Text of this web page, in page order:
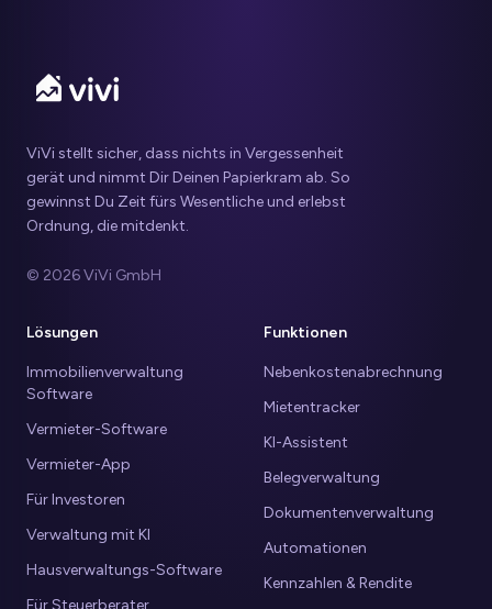
ViVi stellt sicher, dass nichts in Vergessenheit
gerät und nimmt Dir Deinen Papierkram ab. So
gewinnst Du Zeit fürs Wesentliche und erlebst
Ordnung, die mitdenkt.
© 2026 ViVi GmbH
Funktionen
Nebenkostenabrechnung
Mietentracker
KI-Assistent
Belegverwaltung
Dokumentenverwaltung
Automationen
Kennzahlen & Rendite
Lösungen
Immobilienverwaltung
Software
Vermieter-Software
Vermieter-App
Für Investoren
Verwaltung mit KI
Hausverwaltungs-Software
Für Steuerberater